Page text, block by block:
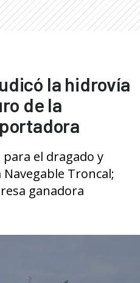
la hidrovía
de la
para el dragado y
Troncal;
ganadora